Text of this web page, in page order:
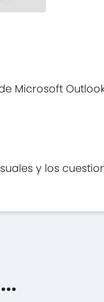
Microsoft
y los